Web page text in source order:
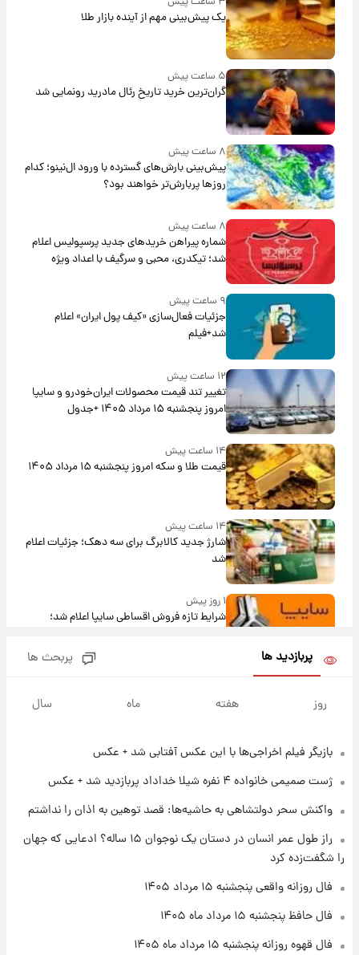
یک پیش‌بینی مهم از آینده بازار طلا
۵ ساعت پیش
گران‌ترین خرید تاریخ رئال مادرید رونمایی شد
۸ ساعت پیش
پیش‌بینی بارش‌های گسترده با ورود ال‌نینو؛ کدام
روزها پربارش‌تر خواهند بود؟
۸ ساعت پیش
شماره پیراهن خریدهای جدید پرسپولیس اعلام
شد؛ تیکدری، محبی و سرگیف با اعداد ویژه
۹ ساعت پیش
جزئیات فعال‌سازی «کیف پول ایران» اعلام
شد+فیلم
۱۲ ساعت پیش
تغییر تند قیمت محصولات ایران‌خودرو و سایپا
امروز پنجشنبه ۱۵ مرداد ۱۴۰۵ +جدول
۱۴ ساعت پیش
قیمت طلا و سکه امروز پنجشنبه ۱۵ مرداد ۱۴۰۵
۱۴ ساعت پیش
شارژ جدید کالابرگ برای سه دهک؛ جزئیات اعلام
شد
۱ روز پیش
شرایط تازه فروش اقساطی سایپا اعلام شد؛
قیمت سکه و طلا فردا
۲۰ ساعت پیش
فال قهوه روزانه پنجشنبه ۱۵ مرداد ماه ۱۴۰۵
فال روزانه واقعی پنجشنبه ۱۵ مرداد ۱۴۰۵
پربازدید ها پربحث ها
روز هفته ماه سال
بازیگر فیلم اخراجی‌ها با این عکس آفتابی شد + عکس
ژست صمیمی خانواده ۴ نفره شیلا خداداد پربازدید شد + عکس
واکنش سحر دولتشاهی به حاشیه‌ها: قصد توهین به اذان را نداشتم
راز طول عمر انسان در دستان یک نوجوان ۱۵ ساله؟ ادعایی که جهان
را شگفت‌زده کرد
فال روزانه واقعی پنجشنبه ۱۵ مرداد ۱۴۰۵
فال حافظ پنجشنبه ۱۵ مرداد ماه ۱۴۰۵
فال قهوه روزانه پنجشنبه ۱۵ مرداد ماه ۱۴۰۵